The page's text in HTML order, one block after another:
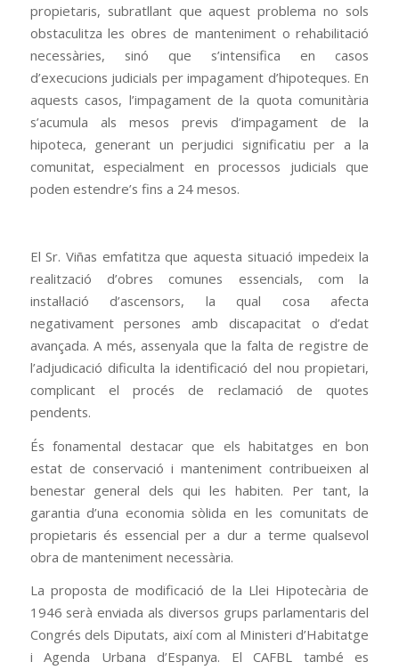
propietaris, subratllant que aquest problema no sols
obstaculitza les obres de manteniment o rehabilitació
necessàries, sinó que s’intensifica en casos
d’execucions judicials per impagament d’hipoteques. En
aquests casos, l’impagament de la quota comunitària
s’acumula als mesos previs d’impagament de la
hipoteca, generant un perjudici significatiu per a la
comunitat, especialment en processos judicials que
poden estendre’s fins a 24 mesos.
El Sr. Viñas emfatitza que aquesta situació impedeix la
realització d’obres comunes essencials, com la
instal·lació d’ascensors, la qual cosa afecta
negativament persones amb discapacitat o d’edat
avançada. A més, assenyala que la falta de registre de
l’adjudicació dificulta la identificació del nou propietari,
complicant el procés de reclamació de quotes
pendents.
És fonamental destacar que els habitatges en bon
estat de conservació i manteniment contribueixen al
benestar general dels qui les habiten. Per tant, la
garantia d’una economia sòlida en les comunitats de
propietaris és essencial per a dur a terme qualsevol
obra de manteniment necessària.
La proposta de modificació de la Llei Hipotecària de
1946 serà enviada als diversos grups parlamentaris del
Congrés dels Diputats, així com al Ministeri d’Habitatge
i Agenda Urbana d’Espanya. El CAFBL també es